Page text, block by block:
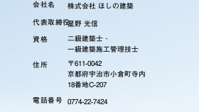
会社名 株式会社 ほしの建築
代表取締役星野 光信
資格 二級建築士 ・
一級建築施工管理技士
住所
〒611-0042
京都府宇治市小倉町寺内
18番地C-207
電話番号 0774-22-7424